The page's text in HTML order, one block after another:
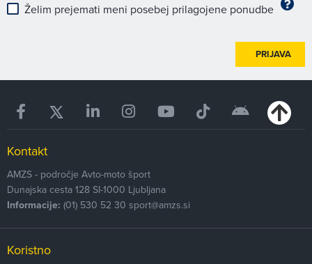
Želim prejemati meni posebej prilagojene ponudbe
PRIJAVA
Kontakt
AMZS - področje Avto-moto šport
Dunajska cesta 128 SI-1000 Ljubljana
Informacije: (01) 530 52 30 sport@amzs.si
Koristno